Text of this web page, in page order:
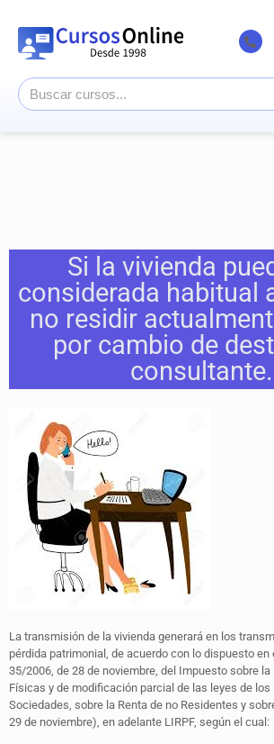
Si la vivienda
considerada habitual
no residir
por cambio de
consultante.
La transmisión de la vivienda generará en los
pérdida patrimonial, de acuerdo con lo dispuesto en
35/2006, de 28 de noviembre, del Impuesto sobre
Físicas y de modificación parcial de las leyes de
Sociedades, sobre la Renta de no Residentes y
29 de noviembre), en adelante LIRPF, según el cual: